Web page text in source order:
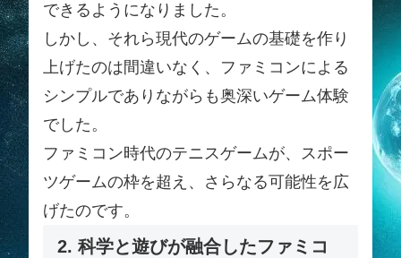
できるようになりました。
しかし、それら現代のゲームの基礎を作り
上げたのは間違いなく、ファミコンによる
シンプルでありながらも奥深いゲーム体験
でした。
ファミコン時代のテニスゲームが、スポー
ツゲームの枠を超え、さらなる可能性を広
げたのです。
2. 科学と遊びが融合したファミコ